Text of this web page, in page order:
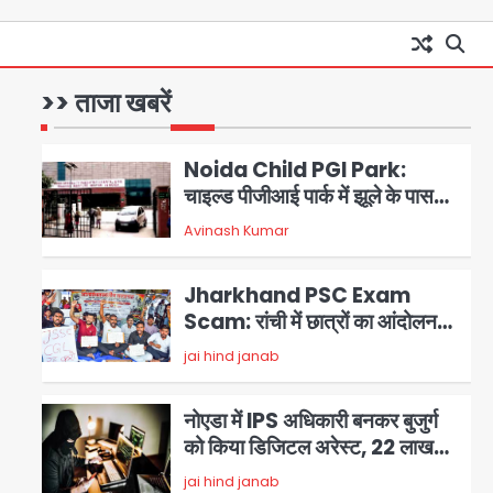
>> ताजा खबरें
1
Noida News: गांजा तस्कर महिला
से सांठगांठ के आरोप में सिपाही
पुलिसकर्मियों में डर
2
Noida Child PGI Park:
चाइल्ड पीजीआई पार्क में झूले के पास
लोहे की ग्रिल में उतरा करंट, 7 साल के
बच्चे की हालत गंभीर, बिजली विभाग पर
Avinash Kumar
3
Jharkhand PSC Exam
Scam: रांची में छात्रों का आंदोलन
तेज, सरकार से बातचीत को तैयार, रखीं
दो बड़ी शर्तें
jai hind janab
नोएडा में IPS अधिकारी बनकर बुजुर्ग
को किया डिजिटल अरेस्ट, 22 लाख
रुपये की ठगी
jai hind janab